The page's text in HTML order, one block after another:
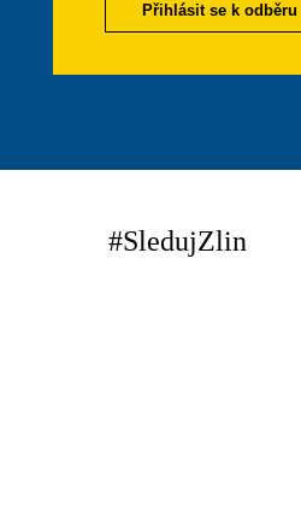
Přihlásit se k odběru
#SledujZlin